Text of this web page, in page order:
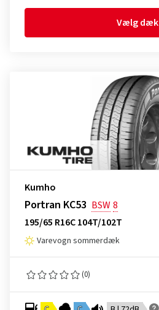
Vælg dæk
Kumho
Portran KC53 BSW8
195/65 R16C 104T/102T
Varevogn sommerdæk
(0)